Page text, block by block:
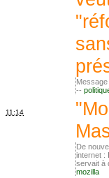
--
11:14
De
internet :
servait à
mozilla